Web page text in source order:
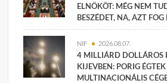
ELNÖKÖT: MÉG NEM
BESZÉDET, NA, AZT
NIF 2026.08.07.
4 MILLIÁRD DOLLÁROS
KIJEVBEN: PORIG
MULTINACIONÁLIS